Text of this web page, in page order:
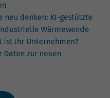
neu denken: KI-gestützte
Wärmewende
ist Ihr Unternehmen?
Daten zur neuen